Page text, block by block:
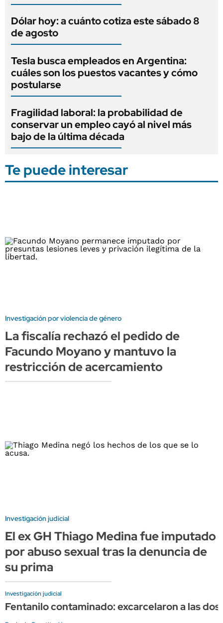
Dólar hoy: a cuánto cotiza este sábado 8
de agosto
Tesla busca empleados en Argentina:
cuáles son los puestos vacantes y cómo
postularse
Fragilidad laboral: la probabilidad de
conservar un empleo cayó al nivel más
bajo de la última década
Te puede interesar
Investigación por violencia de género
La fiscalía rechazó el pedido de
Facundo Moyano y mantuvo la
restricción de acercamiento
Investigación judicial
El ex GH Thiago Medina fue imputado
por abuso sexual tras la denuncia de
su prima
Investigación judicial
Fentanilo contaminado: excarcelaron a las